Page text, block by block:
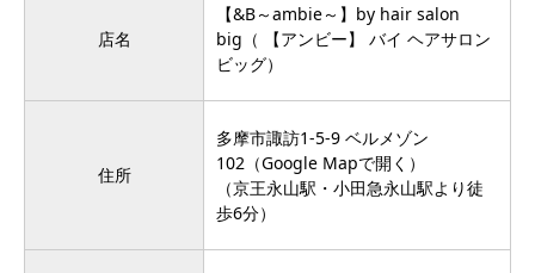
店名
【&B～ambie～】by hair salon
big（ 【アンビー】 バイ ヘアサロン
ビッグ）
住所
多摩市諏訪1-5-9 ベルメゾン
102 （Google Mapで開く）
（京王永山駅・小田急永山駅より徒
歩6分）